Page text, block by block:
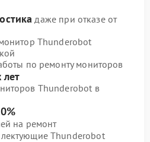
даже при отказе от
Thunderobot
по ремонту мониторов
лет
Thunderobot в
на ремонт
Thunderobot